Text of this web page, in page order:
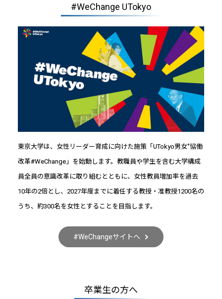
#WeChange UTokyo
東京大学は、女性リーダー育成に向けた施策「UTokyo男女+協働
改革#WeChange」を始動します。教職員や学生を含む大学構成
員全員の意識改革に取り組むとともに、女性教員増加率を過去
10年の2倍とし、2027年度までに着任する教授・准教授1200名の
うち、約300名を女性とすることを目指します。
#WeChangeサイトへ
卒業生の方へ